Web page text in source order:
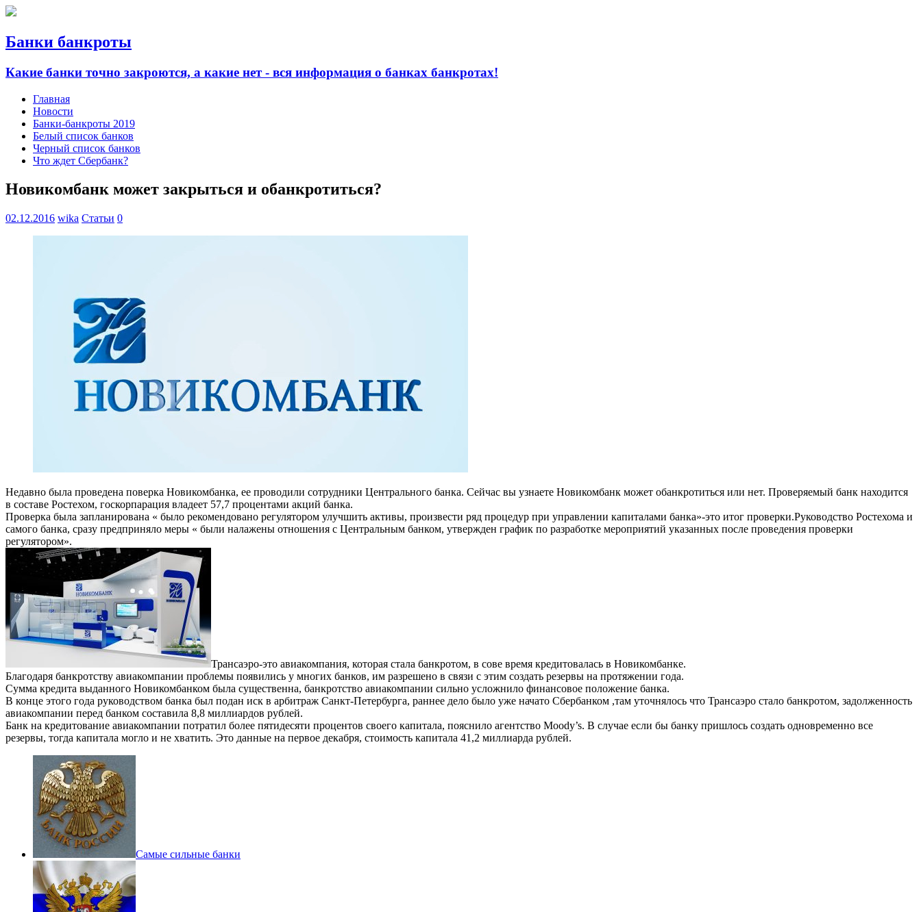
Банки банкроты
Какие банки точно закроются, а какие нет - вся информация о банках банкротах!
Главная
Новости
Банки-банкроты 2019
Белый список банков
Черный список банков
Что ждет Сбербанк?
Новикомбанк может закрыться и обанкротиться?
02.12.2016 wika Статьи 0
Недавно была проведена поверка Новикомбанка, ее проводили сотрудники Центрального банка. Сейчас вы узнаете Новикомбанк может обанкротиться или нет. Проверяемый банк находится
в составе Ростехом, госкорпарация владеет 57,7 процентами акций банка.
Проверка была запланирована « было рекомендовано регулятором улучшить активы, произвести ряд процедур при управлении капиталами банка»-это итог проверки.Руководство Ростехома и
самого банка, сразу предприняло меры « были налажены отношения с Центральным банком, утвержден график по разработке мероприятий указанных после проведения проверки
регулятором».
Трансаэро-это авиакомпания, которая стала банкротом, в сове время кредитовалась в Новикомбанке.
Благодаря банкротству авиакомпании проблемы появились у многих банков, им разрешено в связи с этим создать резервы на протяжении года.
Сумма кредита выданного Новикомбанком была существенна, банкротство авиакомпании сильно усложнило финансовое положение банка.
В конце этого года руководством банка был подан иск в арбитраж Санкт-Петербурга, раннее дело было уже начато Сбербанком ,там уточнялось что Трансаэро стало банкротом, задолженность
авиакомпании перед банком составила 8,8 миллиардов рублей.
Банк на кредитование авиакомпании потратил более пятидесяти процентов своего капитала, пояснило агентство Moody’s. В случае если бы банку пришлось создать одновременно все
резервы, тогда капитала могло и не хватить. Это данные на первое декабря, стоимость капитала 41,2 миллиарда рублей.
Самые сильные банки